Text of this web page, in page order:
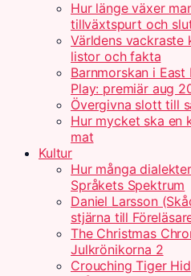
Hur länge växer
tillväxtspurt och
Världens vackraste
listor och fakta
Barnmorskan i East
Play: premiär aug
Övergivna slott till
Hur mycket ska en
mat
Kultur
Hur många
Språkets Spektrum
Daniel Larsson
stjärna till
The Christmas
Julkrönikorna 2
Crouching Tiger